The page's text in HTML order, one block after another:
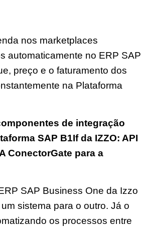
nos marketplaces
automaticamente no ERP SAP
preço e o faturamento dos
na Plataforma
de integração
SAP B1If da IZZO: API
ConectorGate para a
SAP Business One da Izzo
sistema para o outro. Já o
os processos entre